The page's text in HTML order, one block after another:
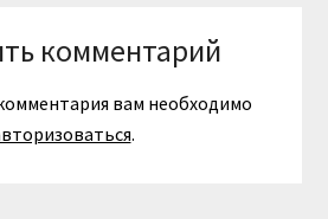
комментарий
вам необходимо
.